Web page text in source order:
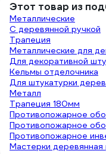
Этот товар из
Металлические
С деревянной ручкой
Трапеция
Металлические для
Для декоративной
Кельмы отделочника
Для штукатурки
Металл
Трапеция 180мм
Противопожарное
Противопожарное
Противопожарное
Мастерки деревянная